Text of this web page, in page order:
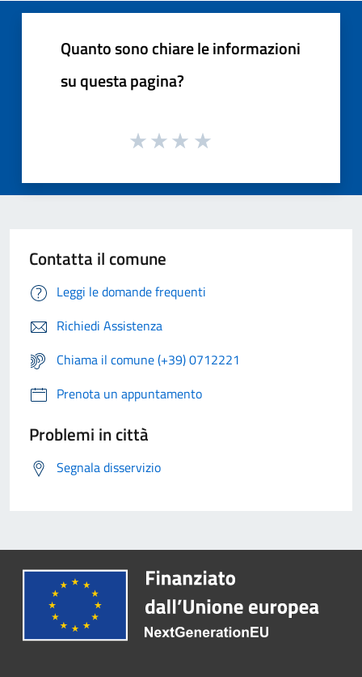
Quanto sono chiare le informazioni
su questa pagina?
Contatta il comune
Leggi le domande frequenti
Richiedi Assistenza
Chiama il comune (+39) 0712221
Prenota un appuntamento
Problemi in città
Segnala disservizio